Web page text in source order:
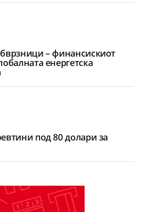
– финансискиот
енергетска
под 80 долари за